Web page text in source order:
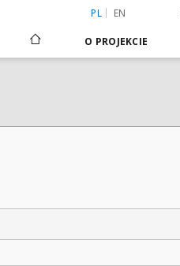
PL EN
O PROJEKCIE